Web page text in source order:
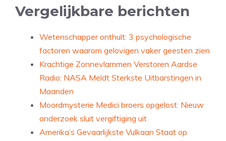
Vergelijkbare berichten
Wetenschapper onthult: 3 psychologische
factoren waarom gelovigen vaker geesten zien
Krachtige Zonnevlammen Verstoren Aardse
Radio: NASA Meldt Sterkste Uitbarstingen in
Maanden
Moordmysterie Medici broers opgelost: Nieuw
onderzoek sluit vergiftiging uit
Amerika’s Gevaarlijkste Vulkaan Staat op